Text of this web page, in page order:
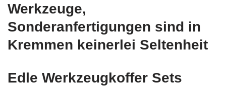
Werkzeuge,
Sonderanfertigungen sind in
Kremmen keinerlei Seltenheit
Edle Werkzeugkoffer Sets